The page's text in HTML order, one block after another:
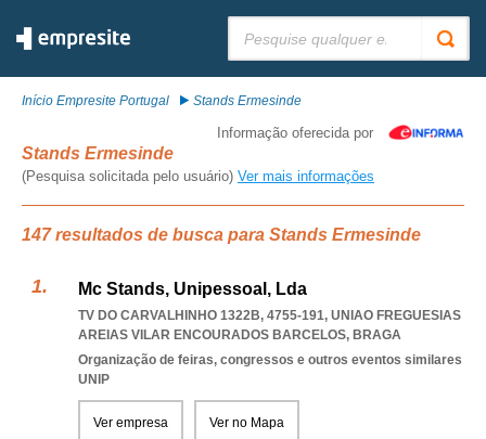
Início Empresite Portugal Stands Ermesinde
Informação oferecida por
Stands Ermesinde
(Pesquisa solicitada pelo usuário) Ver mais informações
147 resultados de busca para Stands Ermesinde
Mc Stands, Unipessoal, Lda
TV DO CARVALHINHO 1322B, 4755-191, UNIAO FREGUESIAS
AREIAS VILAR ENCOURADOS BARCELOS, BRAGA
Organização de feiras, congressos e outros eventos similares
UNIP
Ver empresa Ver no Mapa